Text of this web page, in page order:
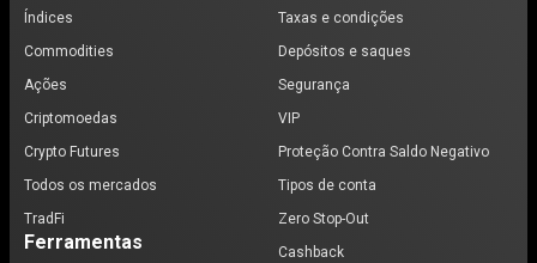
Índices
Commodities
Ações
Criptomoedas
Crypto Futures
Todos os mercados
TradFi
Ferramentas
Taxas e condições
Depósitos e saques
Segurança
VIP
Proteção Contra Saldo Negativo
Tipos de conta
Zero Stop-Out
Cashback